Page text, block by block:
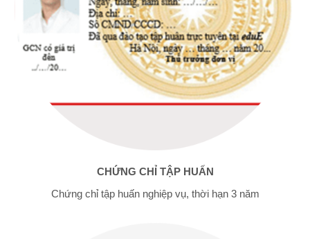
CHỨNG CHỈ TẬP HUẤN
Chứng chỉ tập huấn nghiệp vụ, thời hạn 3 năm